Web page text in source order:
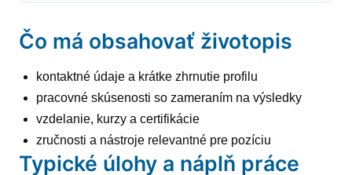
Čo má obsahovať životopis
kontaktné údaje a krátke zhrnutie profilu
pracovné skúsenosti so zameraním na výsledky
vzdelanie, kurzy a certifikácie
zručnosti a nástroje relevantné pre pozíciu
Typické úlohy a náplň práce